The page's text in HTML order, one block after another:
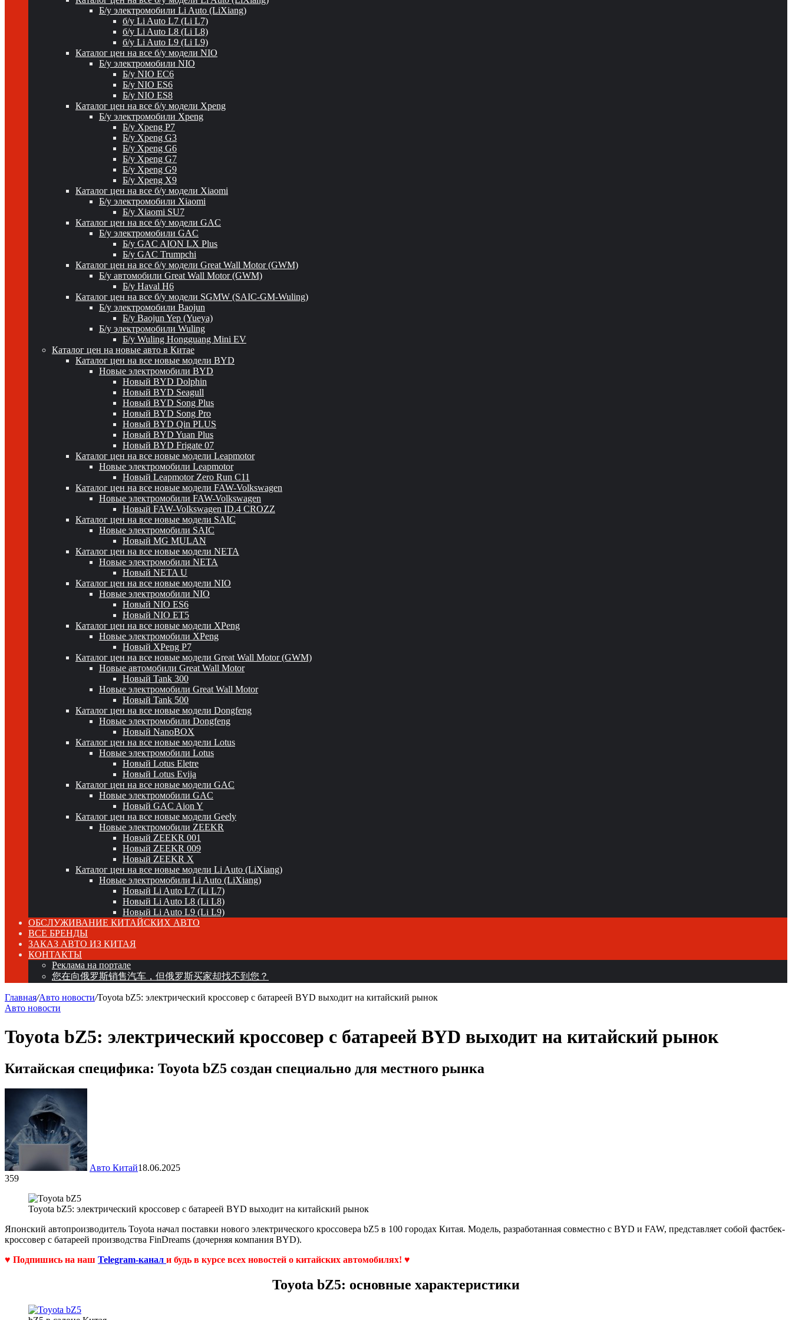
Б/у электромобили Li Auto (LiXiang)
б/у Li Auto L7 (Li L7)
б/у Li Auto L8 (Li L8)
б/у Li Auto L9 (Li L9)
Каталог цен на все б/у модели NIO
Б/у электромобили NIO
Б/у NIO EC6
Б/у NIO ES6
Б/у NIO ES8
Каталог цен на все б/у модели Xpeng
Б/у электромобили Xpeng
Б/у Xpeng P7
Б/у Xpeng G3
Б/у Xpeng G6
Б/у Xpeng G7
Б/у Xpeng G9
Б/у Xpeng X9
Каталог цен на все б/у модели Xiaomi
Б/у электромобили Xiaomi
Б/у Xiaomi SU7
Каталог цен на все б/у модели GAC
Б/у электромобили GAC
Б/у GAC AION LX Plus
Б/у GAC Trumpchi
Каталог цен на все б/у модели Great Wall Motor (GWM)
Б/у автомобили Great Wall Motor (GWM)
Б/у Haval H6
Каталог цен на все б/у модели SGMW (SAIC-GM-Wuling)
Б/у электромобили Baojun
Б/у Baojun Yep (Yueya)
Б/у электромобили Wuling
Б/у Wuling Hongguang Mini EV
Каталог цен на новые авто в Китае
Каталог цен на все новые модели BYD
Новые электромобили BYD
Новый BYD Dolphin
Новый BYD Seagull
Новый BYD Song Plus
Новый BYD Song Pro
Новый BYD Qin PLUS
Новый BYD Yuan Plus
Новый BYD Frigate 07
Каталог цен на все новые модели Leapmotor
Новые электромобили Leapmotor
Новый Leapmotor Zero Run C11
Каталог цен на все новые модели FAW-Volkswagen
Новые электромобили FAW-Volkswagen
Новый FAW-Volkswagen ID.4 CROZZ
Каталог цен на все новые модели SAIC
Новые электромобили SAIC
Новый MG MULAN
Каталог цен на все новые модели NETA
Новые электромобили NETA
Новый NETA U
Каталог цен на все новые модели NIO
Новые электромобили NIO
Новый NIO ES6
Новый NIO ET5
Каталог цен на все новые модели XPeng
Новые электромобили XPeng
Новый XPeng P7
Каталог цен на все новые модели Great Wall Motor (GWM)
Новые автомобили Great Wall Motor
Новый Tank 300
Новые электромобили Great Wall Motor
Новый Tank 500
Каталог цен на все новые модели Dongfeng
Новые электромобили Dongfeng
Новый NanoBOX
Каталог цен на все новые модели Lotus
Новые электромобили Lotus
Новый Lotus Eletre
Новый Lotus Evija
Каталог цен на все новые модели GAC
Новые электромобили GAC
Новый GAC Aion Y
Каталог цен на все новые модели Geely
Новые электромобили ZEEKR
Новый ZEEKR 001
Новый ZEEKR 009
Новый ZEEKR X
Каталог цен на все новые модели Li Auto (LiXiang)
Новые электромобили Li Auto (LiXiang)
Новый Li Auto L7 (Li L7)
Новый Li Auto L8 (Li L8)
Новый Li Auto L9 (Li L9)
ОБСЛУЖИВАНИЕ КИТАЙСКИХ АВТО
ВСЕ БРЕНДЫ
ЗАКАЗ АВТО ИЗ КИТАЯ
КОНТАКТЫ
Реклама на портале
您在向俄罗斯销售汽车，但俄罗斯买家却找不到您？
Главная/Авто новости/Toyota bZ5: электрический кроссовер с батареей BYD выходит на китайский рынок
Авто новости
Toyota bZ5: электрический кроссовер с батареей BYD выходит на китайский рынок
Китайская специфика: Toyota bZ5 создан специально для местного рынка
Авто Китай18.06.2025
359
Toyota bZ5: электрический кроссовер с батареей BYD выходит на китайский рынок
Японский автопроизводитель Toyota начал поставки нового электрического кроссовера bZ5 в 100 городах Китая. Модель, разработанная совместно с BYD и FAW, представляет собой фастбек-
кроссовер с батареей производства FinDreams (дочерняя компания BYD).
♥ Подпишись на наш Telegram-канал и будь в курсе всех новостей о китайских автомобилях! ♥
Toyota bZ5: основные характеристики